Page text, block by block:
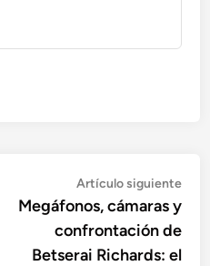
Artículo siguiente
Megáfonos, cámaras y
confrontación de
Betserai Richards: el